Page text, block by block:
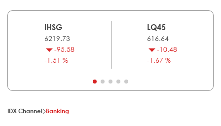
IHSG
6219.73
-95.58
-1.51 %
LQ45
616.64
-10.48
-1.67 %
IDX Channel Banking